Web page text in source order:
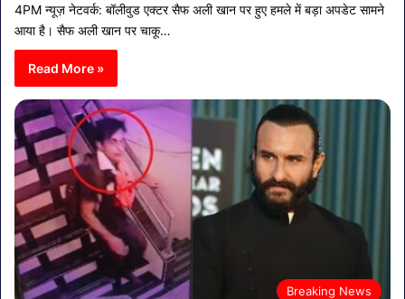
4PM न्यूज़ नेटवर्क: बॉलीवुड एक्टर सैफ अली खान पर हुए हमले में बड़ा अपडेट सामने
आया है। सैफ अली खान पर चाकू…
Read More »
Breaking News